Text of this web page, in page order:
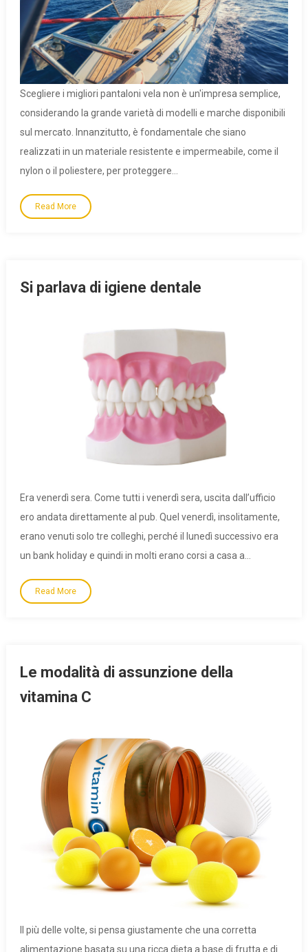
Scegliere i migliori pantaloni vela non è un'impresa semplice,
considerando la grande varietà di modelli e marche disponibili
sul mercato. Innanzitutto, è fondamentale che siano
realizzati in un materiale resistente e impermeabile, come il
nylon o il poliestere, per proteggere…
Read More
Si parlava di igiene dentale
Era venerdì sera. Come tutti i venerdì sera, uscita dall’ufficio
ero andata direttamente al pub. Quel venerdì, insolitamente,
erano venuti solo tre colleghi, perché il lunedì successivo era
un bank holiday e quindi in molti erano corsi a casa a…
Read More
Le modalità di assunzione della
vitamina C
Il più delle volte, si pensa giustamente che una corretta
alimentazione basata su una ricca dieta a base di frutta e di